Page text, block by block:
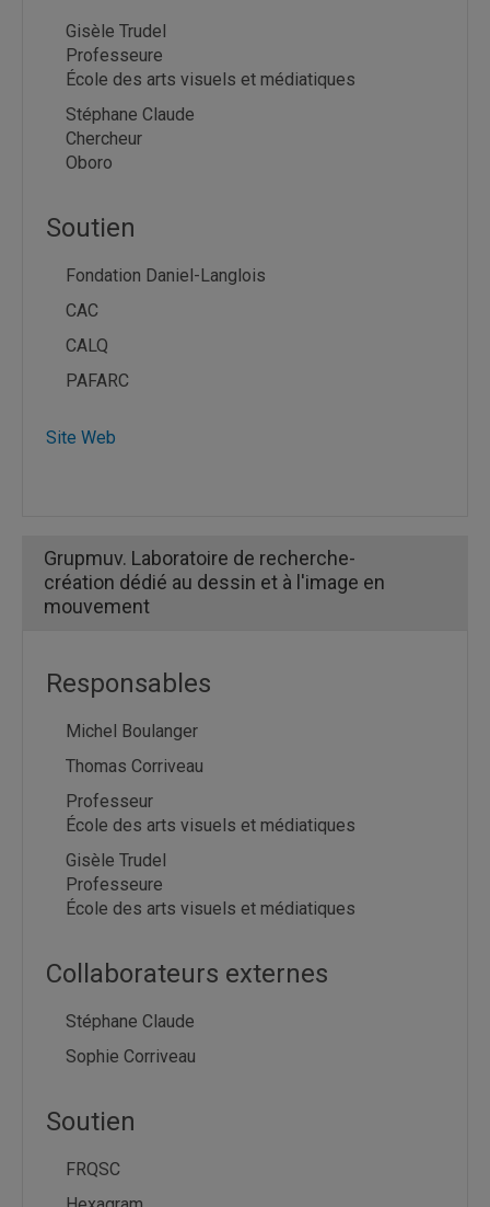
Gisèle Trudel
Professeure
École des arts visuels et médiatiques
Stéphane Claude
Chercheur
Oboro
Soutien
Fondation Daniel-Langlois
CAC
CALQ
PAFARC
Site Web
Grupmuv. Laboratoire de recherche-
création dédié au dessin et à l'image en
mouvement
Responsables
Michel Boulanger
Thomas Corriveau
Professeur
École des arts visuels et médiatiques
Gisèle Trudel
Professeure
École des arts visuels et médiatiques
Collaborateurs externes
Stéphane Claude
Sophie Corriveau
Soutien
FRQSC